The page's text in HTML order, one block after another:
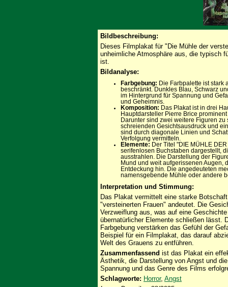
Bildbeschreibung:
Dieses Filmplakat für "Die Mühle der
unheimliche Atmosphäre aus, die typisch
ist.
Bildanalyse:
Farbgebung: Die Farbpalette ist stark
beschränkt. Dunkles Blau, Schwarz
im Hintergrund für Spannung und
und Geheimnis.
Komposition: Das Plakat ist in drei
Hauptdarsteller Pierre Brice
Darunter sind zwei weitere Figuren
schreienden Gesichtsausdruck und
sind durch diagonale Linien und
Verfolgung vermitteln.
Elemente: Der Titel "DIE MÜHLE
serifenlosen Buchstaben dargestellt,
ausstrahlen. Die Darstellung der
Mund und weit aufgerissenen Augen,
Entdeckung hin. Die angedeuteten
namensgebende Mühle oder andere
Interpretation und Stimmung:
Das Plakat vermittelt eine starke
"versteinerten Frauen" andeutet. Die
Verzweiflung aus, was auf eine
übernatürlicher Elemente schließen lässt.
Farbgebung verstärken das Gefühl der
Beispiel für ein Filmplakat, das darauf
Welt des Grauens zu entführen.
Zusammenfassend ist das Plakat ein
Ästhetik, die Darstellung von Angst und
Spannung und das Genre des Films
Schlagworte: Horror, Angst